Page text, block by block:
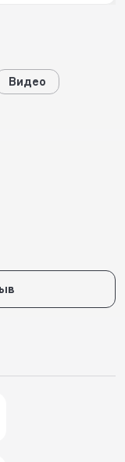
Видео